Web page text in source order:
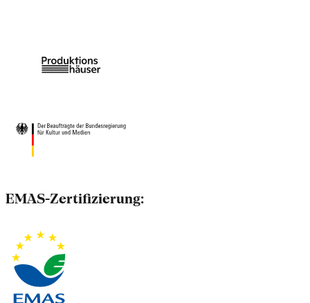
EMAS-Zertifizierung: